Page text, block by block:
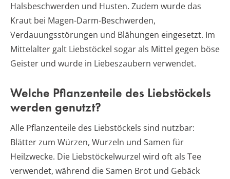
Halsbeschwerden und Husten. Zudem wurde das
Kraut bei Magen-Darm-Beschwerden,
Verdauungsstörungen und Blähungen eingesetzt. Im
Mittelalter galt Liebstöckel sogar als Mittel gegen böse
Geister und wurde in Liebeszaubern verwendet.
Welche Pflanzenteile des Liebstöckels
werden genutzt?
Alle Pflanzenteile des Liebstöckels sind nutzbar:
Blätter zum Würzen, Wurzeln und Samen für
Heilzwecke. Die Liebstöckelwurzel wird oft als Tee
verwendet, während die Samen Brot und Gebäck